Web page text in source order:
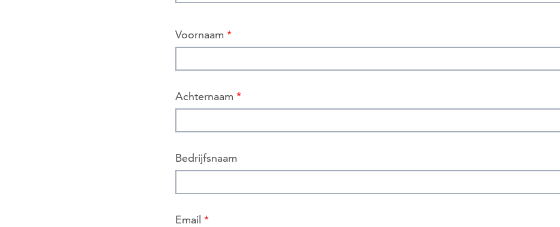
Voornaam *
Achternaam *
Bedrijfsnaam
Email *